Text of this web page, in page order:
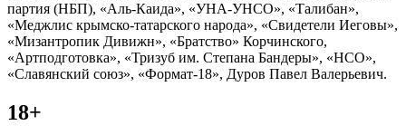
партия (НБП), «Аль-Каида», «УНА-УНСО», «Талибан»,
«Меджлис крымско-татарского народа», «Свидетели Иеговы»,
«Мизантропик Дивижн», «Братство» Корчинского,
«Артподготовка», «Тризуб им. Степана Бандеры», «НСО»,
«Славянский союз», «Формат-18», Дуров Павел Валерьевич.
18+